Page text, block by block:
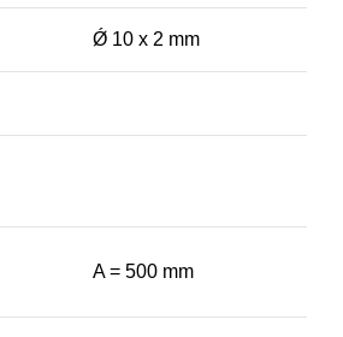
Ǿ 10 x 2 mm
A = 500 mm